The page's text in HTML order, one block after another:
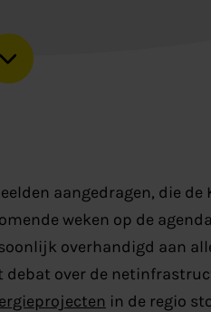
aangedragen, die de
weken op de
overhandigd aan
debat over de
in de regio